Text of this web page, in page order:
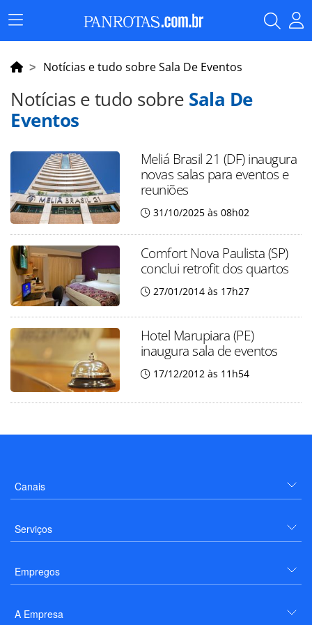
Menu
Principal
Notícias e tudo sobre Sala De Eventos
Notícias e tudo sobre Sala De
Eventos
Meliá Brasil 21 (DF) inaugura
novas salas para eventos e
reuniões
31/10/2025 às 08h02
Comfort Nova Paulista (SP)
conclui retrofit dos quartos
27/01/2014 às 17h27
Hotel Marupiara (PE)
inaugura sala de eventos
17/12/2012 às 11h54
Canais
Serviços
Empregos
A Empresa